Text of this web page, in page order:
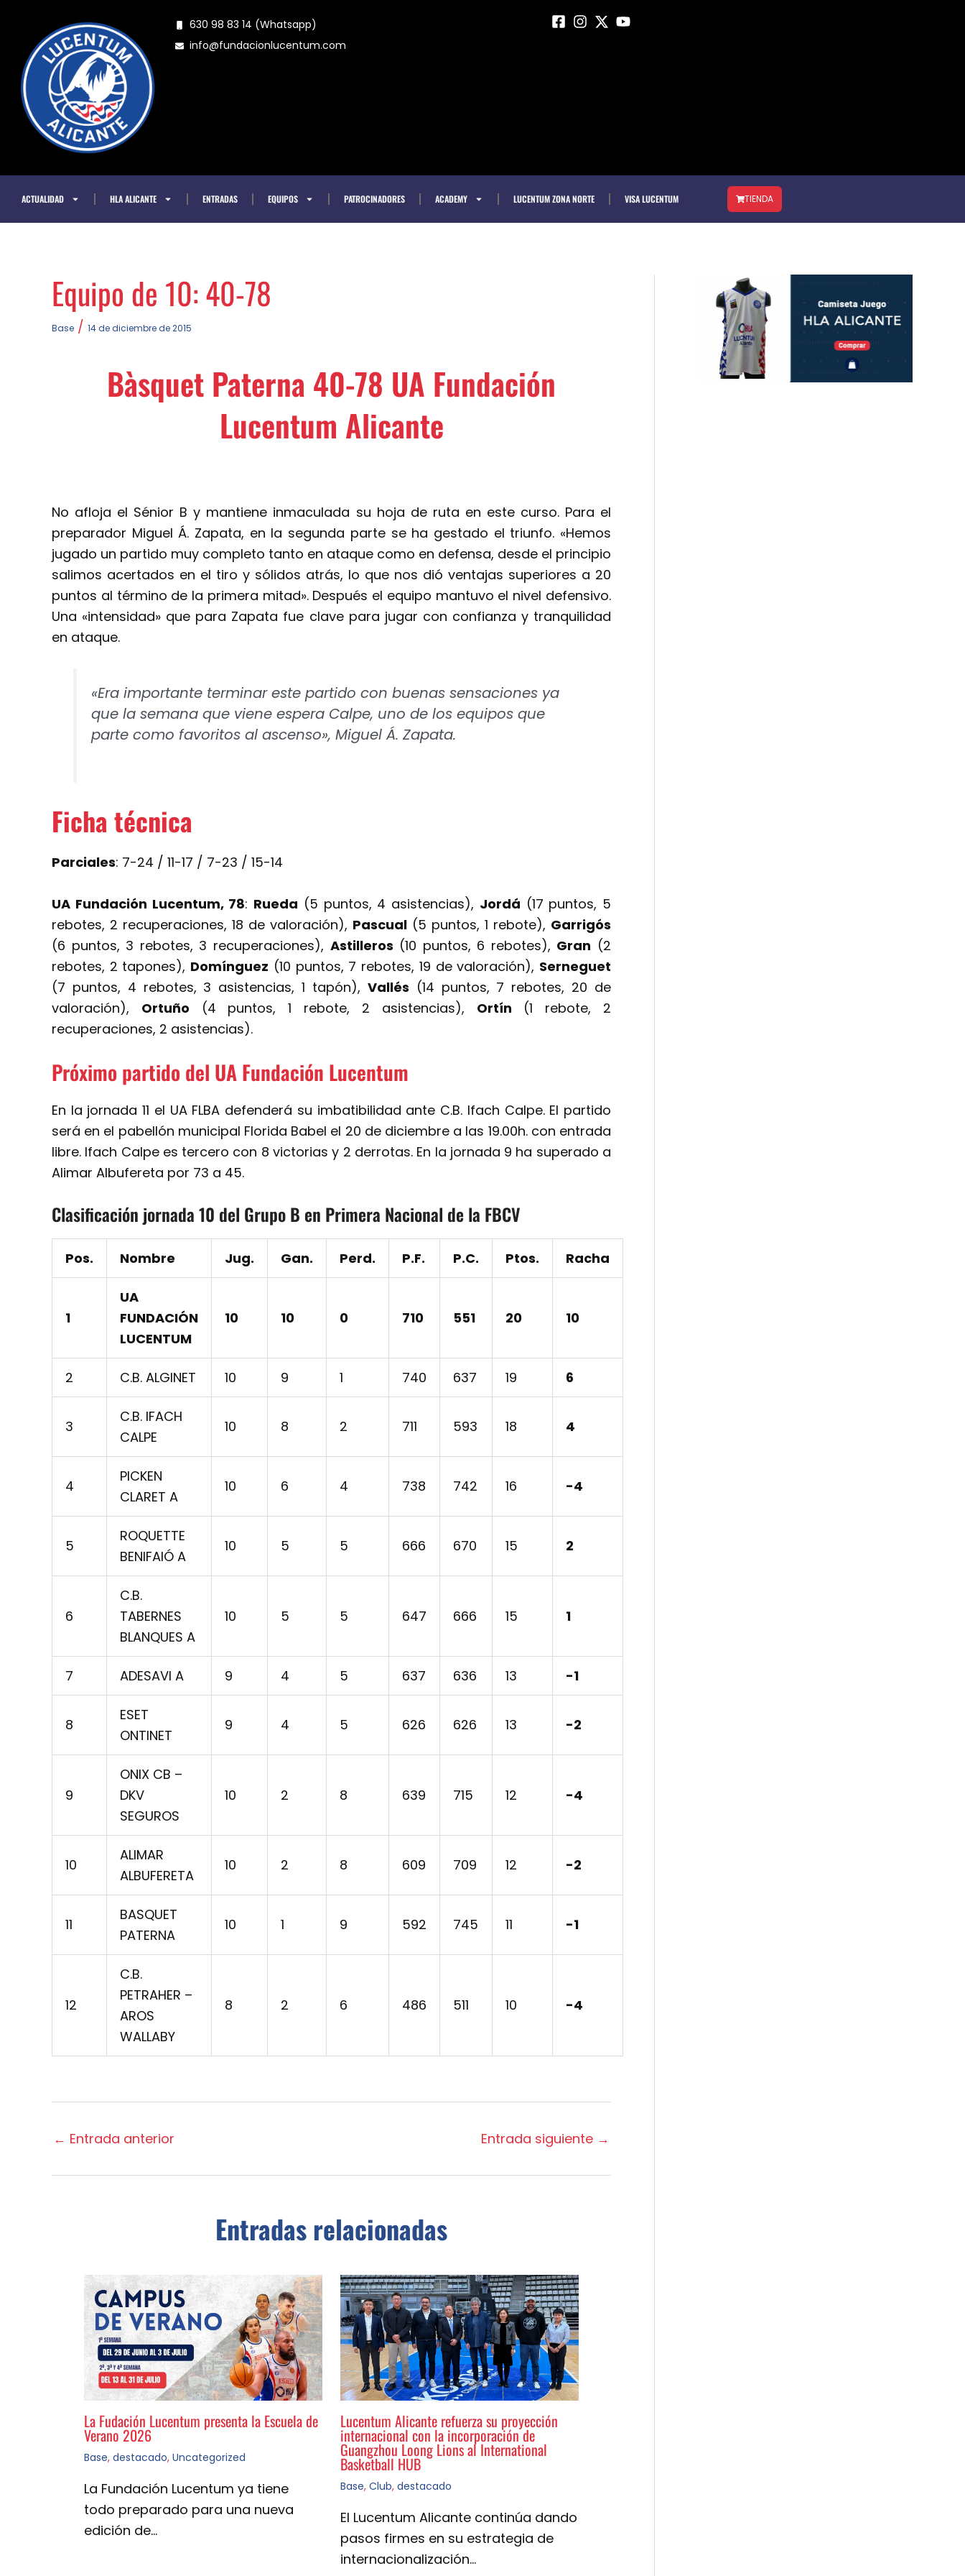
contenido
630 98 83 14 (Whatsapp)
info@fundacionlucentum.com
ACTUALIDAD HLA ALICANTE ENTRADAS EQUIPOS PATROCINADORES ACADEMY LUCENTUM ZONA NORTE VISA LUCENTUM TIENDA
Equipo de 10: 40-78
Base / 14 de diciembre de 2015
Bàsquet Paterna 40-78 UA Fundación
Lucentum Alicante
No afloja el Sénior B y mantiene inmaculada su hoja de ruta en este curso. Para el
preparador Miguel Á. Zapata, en la segunda parte se ha gestado el triunfo. «Hemos
jugado un partido muy completo tanto en ataque como en defensa, desde el principio
salimos acertados en el tiro y sólidos atrás, lo que nos dió ventajas superiores a 20
puntos al término de la primera mitad». Después el equipo mantuvo el nivel defensivo.
Una «intensidad» que para Zapata fue clave para jugar con confianza y tranquilidad
en ataque.
«Era importante terminar este partido con buenas sensaciones ya
que la semana que viene espera Calpe, uno de los equipos que
parte como favoritos al ascenso», Miguel Á. Zapata.
Ficha técnica
Parciales: 7-24 / 11-17 / 7-23 / 15-14
UA Fundación Lucentum, 78: Rueda (5 puntos, 4 asistencias), Jordá (17 puntos, 5
rebotes, 2 recuperaciones, 18 de valoración), Pascual (5 puntos, 1 rebote), Garrigós
(6 puntos, 3 rebotes, 3 recuperaciones), Astilleros (10 puntos, 6 rebotes), Gran (2
rebotes, 2 tapones), Domínguez (10 puntos, 7 rebotes, 19 de valoración), Serneguet
(7 puntos, 4 rebotes, 3 asistencias, 1 tapón), Vallés (14 puntos, 7 rebotes, 20 de
valoración), Ortuño (4 puntos, 1 rebote, 2 asistencias), Ortín (1 rebote, 2
recuperaciones, 2 asistencias).
Próximo partido del UA Fundación Lucentum
En la jornada 11 el UA FLBA defenderá su imbatibilidad ante C.B. Ifach Calpe. El partido
será en el pabellón municipal Florida Babel el 20 de diciembre a las 19.00h. con entrada
libre. Ifach Calpe es tercero con 8 victorias y 2 derrotas. En la jornada 9 ha superado a
Alimar Albufereta por 73 a 45.
Clasificación jornada 10 del Grupo B en Primera Nacional de la FBCV
Pos. Nombre Jug. Gan. Perd. P.F. P.C. Ptos. Racha
1
UA
FUNDACIÓN
LUCENTUM
10 10 0 710 551 20 10
2 C.B. ALGINET 10 9 1 740 637 19 6
3
C.B. IFACH
CALPE
10 8 2 711 593 18 4
4
PICKEN
CLARET A
10 6 4 738 742 16 -4
5
ROQUETTE
BENIFAIÓ A
10 5 5 666 670 15 2
6
C.B.
TABERNES
BLANQUES A
10 5 5 647 666 15 1
7 ADESAVI A 9 4 5 637 636 13 -1
8
ESET
ONTINET
9 4 5 626 626 13 -2
9
ONIX CB –
DKV
SEGUROS
10 2 8 639 715 12 -4
10
ALIMAR
ALBUFERETA
10 2 8 609 709 12 -2
11
BASQUET
PATERNA
10 1 9 592 745 11 -1
12
C.B.
PETRAHER –
AROS
WALLABY
8 2 6 486 511 10 -4
← Entrada anterior Entrada siguiente →
Entradas relacionadas
La Fudación Lucentum presenta la Escuela de
Verano 2026
Base, destacado, Uncategorized
La Fundación Lucentum ya tiene
todo preparado para una nueva
edición de…
Lucentum Alicante refuerza su proyección
internacional con la incorporación de
Guangzhou Loong Lions al International
Basketball HUB
Base, Club, destacado
El Lucentum Alicante continúa dando
pasos firmes en su estrategia de
internacionalización…